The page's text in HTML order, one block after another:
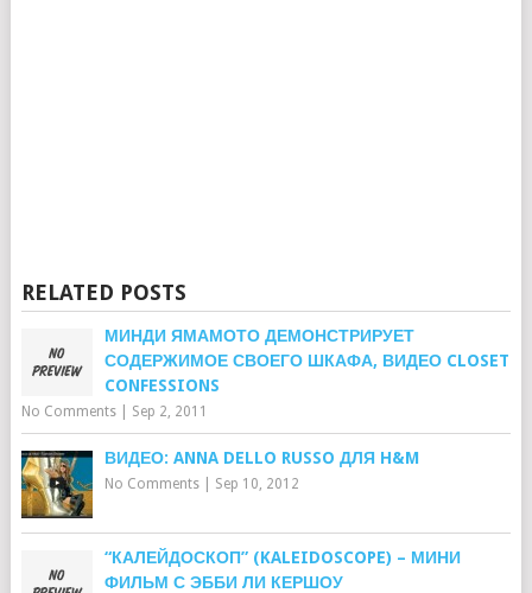
RELATED POSTS
МИНДИ ЯМАМОТО ДЕМОНСТРИРУЕТ
СОДЕРЖИМОЕ СВОЕГО ШКАФА, ВИДЕО CLOSET
CONFESSIONS
No Comments| Sep 2, 2011
ВИДЕО: ANNA DELLO RUSSO ДЛЯ H&M
No Comments| Sep 10, 2012
“КАЛЕЙДОСКОП” (KALEIDOSCOPE) – МИНИ
ФИЛЬМ С ЭББИ ЛИ КЕРШОУ